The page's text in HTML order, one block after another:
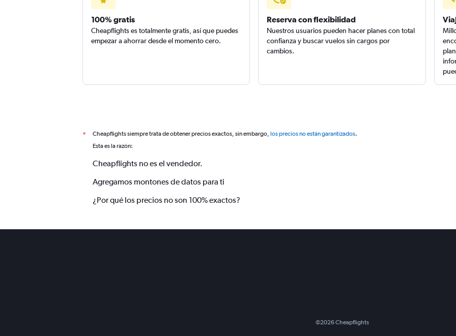
100% gratis
Cheapflights es totalmente gratis, así que puedes
empezar a ahorrar desde el momento cero.
Reserva con flexibilidad
Nuestros usuarios pueden hacer planes con total
confianza y buscar vuelos sin cargos por
cambios.
* Cheapflights siempre trata de obtener precios exactos, sin embargo, los precios no están garantizados.
Esta es la razón:
Cheapflights no es el vendedor.
Agregamos montones de datos para ti
¿Por qué los precios no son 100% exactos?
©2026Cheapflights